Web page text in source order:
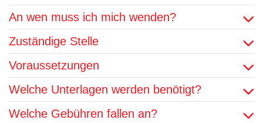
An wen muss ich mich wenden?
Zuständige Stelle
Voraussetzungen
Welche Unterlagen werden benötigt?
Welche Gebühren fallen an?